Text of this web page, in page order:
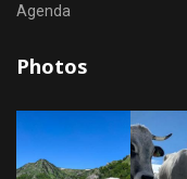
Agenda
Photos